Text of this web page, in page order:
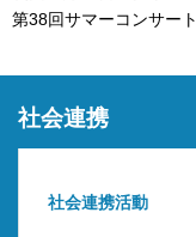
第38回サマーコンサート
社会連携
社会連携活動